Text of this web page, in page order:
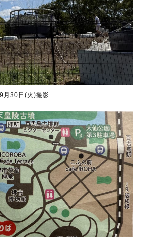
30日(火)撮影